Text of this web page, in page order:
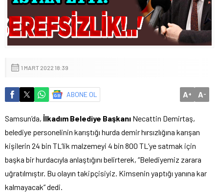
1 MART 2022 18:39
ABONE OL A+ A-
Samsun’da, İlkadım Belediye Başkanı Necattin Demirtaş,
belediye personelinin karıştığı hurda demir hırsızlığına karışan
kişilerin 24 bin TL’lik malzemeyi 4 bin 800 TL’ye satmak için
başka bir hurdacıyla anlaştığını belirterek, “Belediyemiz zarara
uğratılmıştır. Bu olayın takipçisiyiz. Kimsenin yaptığı yanına kar
kalmayacak” dedi.